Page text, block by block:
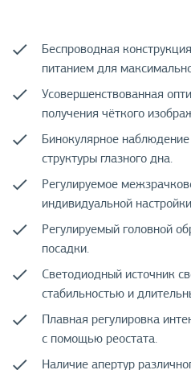
Беспроводная
питанием для
Усовершенствованная
получения чёткого
Бинокулярное
структуры глазного дна.
Регулируемое
индивидуальной
Регулируемый головной
посадки.
Светодиодный источник
стабильностью и
Плавная регулировка
с помощью реостата.
Наличие апертур